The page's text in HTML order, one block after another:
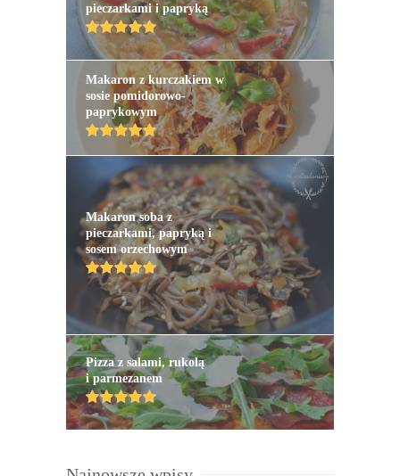
pieczarkami i papryką
Makaron z kurczakiem w
sosie pomidorowo-
paprykowym
Makaron soba z
pieczarkami, papryką i
sosem orzechowym
Pizza z salami, rukolą
i parmezanem